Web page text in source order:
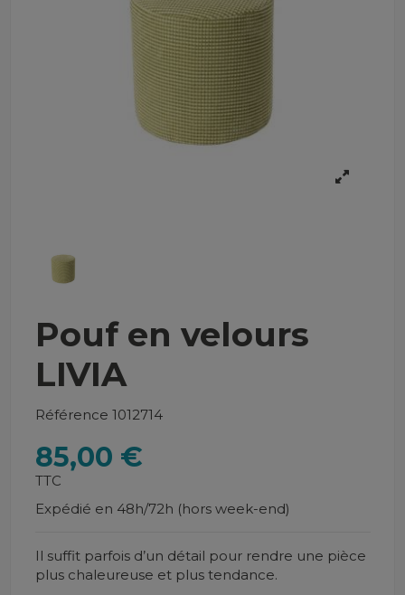
Pouf en velours
LIVIA
Référence 1012714
85,00 €
TTC
Expédié en 48h/72h (hors week-end)
Il suffit parfois d’un détail pour rendre une pièce
plus chaleureuse et plus tendance.